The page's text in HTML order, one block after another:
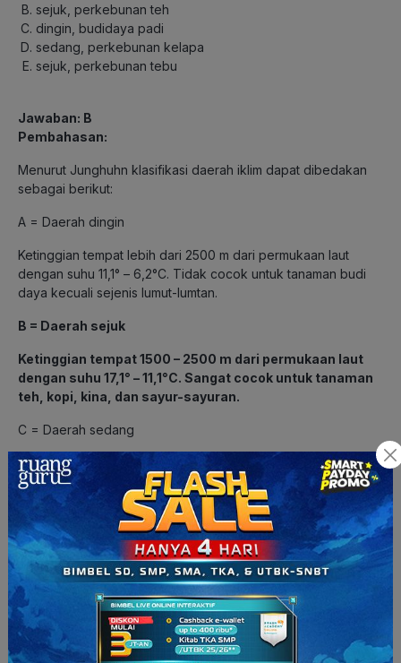
sejuk, perkebunan teh
dingin, budidaya padi
sedang, perkebunan kelapa
sejuk, perkebunan tebu
Jawaban: B
Pembahasan:
Menurut Junghuhn klasifikasi daerah iklim dapat dibedakan
sebagai berikut:
A = Daerah dingin
Ketinggian tempat lebih dari 2500 m dari permukaan laut
dengan suhu 11,1° – 6,2°C. Tidak cocok untuk tanaman budi
daya kecuali sejenis lumut-lumtan.
B = Daerah sejuk
Ketinggian tempat 1500 – 2500 m dari permukaan laut
dengan suhu 17,1° – 11,1°C. Sangat cocok untuk tanaman
teh, kopi, kina, dan sayur-sayuran.
C = Daerah sedang
Ketinggian tempat 600 – 1500 m dari permukaan laut dengan
suhu 22° -17,1°C. Sangat cocok untuk lokasi tanaman padi,
tembakau, teh, kopi, cokelat, kina, dan sayur-sayuran.
D = Daerah panas/tropis
Ketinggian tempat antara 0 – 600 m dari permukaan laut
dengan suhu 26,3° – 22°C. Tanaman yang cocok
dikembangkan seperti padi, jagung, kopi, tembakau, tebu,
karet, kelapa, dan cokelat.
Jadi, jawaban yang tepat adalah pilihan B.